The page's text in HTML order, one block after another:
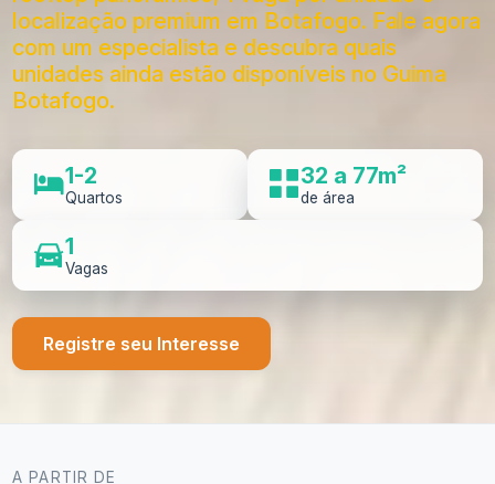
localização premium em Botafogo. Fale agora
com um especialista e descubra quais
unidades ainda estão disponíveis no Guima
Botafogo.
1-2
Quartos
32 a 77m²
de área
1
Vagas
Registre seu Interesse
A PARTIR DE